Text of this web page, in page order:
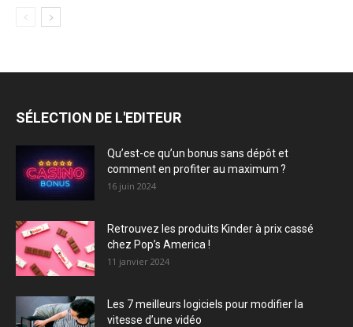
SÉLECTION DE L'EDITEUR
Qu’est-ce qu’un bonus sans dépôt et
comment en profiter au maximum ?
16 juin 2024
Retrouvez les produits Kinder à prix cassé
chez Pop’s America !
11 janvier 2024
Les 7 meilleurs logiciels pour modifier la
vitesse d’une vidéo